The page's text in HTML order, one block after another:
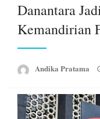
Danantara
Kemandirian
Andika Pratama